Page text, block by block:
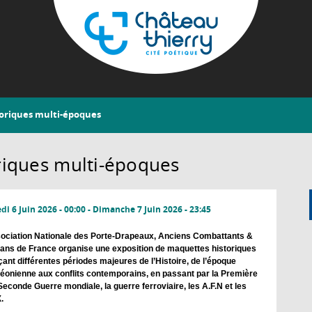
au
contenu
principal
Château-
Thierry
multi-époques
multi-époques
6 Juin 2026 - 00:00- Dimanche 7 Juin 2026 - 23:45
Nationale des Porte-Drapeaux, Anciens Combattants &
de France organise une exposition de maquettes historiques
différentes périodes majeures de l’Histoire, de l’époque
aux conflits contemporains, en passant par la Première
Guerre mondiale, la guerre ferroviaire, les A.F.N et les